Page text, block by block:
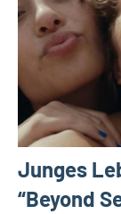
Junges
“Beyond